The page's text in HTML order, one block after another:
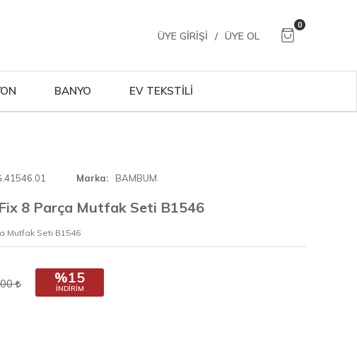
ÜYE GIRIŞI / ÜYE OL
0
BANYO EV TEKSTİLİ
Marka BAMBUM
8 Parça Mutfak Seti B1546
Mutfak Seti B1546
%15
İNDIRIM